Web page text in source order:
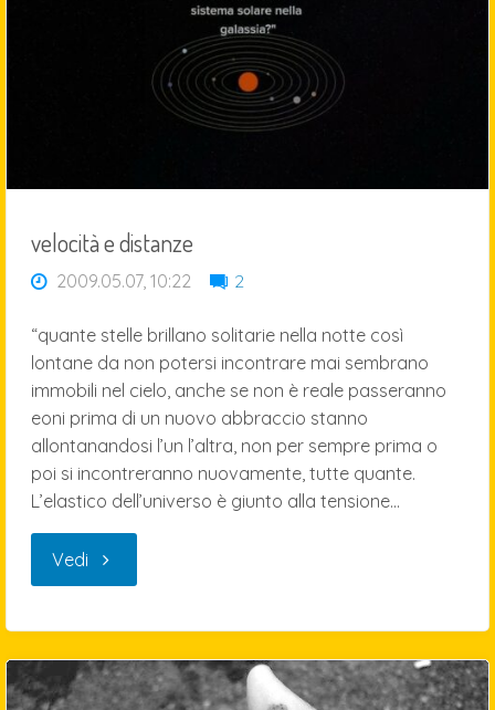
velocità e distanze
2009.05.07, 10:22 2
“quante stelle brillano solitarie nella notte così
lontane da non potersi incontrare mai sembrano
immobili nel cielo, anche se non è reale passeranno
eoni prima di un nuovo abbraccio stanno
allontanandosi l’un l’altra, non per sempre prima o
poi si incontreranno nuovamente, tutte quante.
L’elastico dell’universo è giunto alla tensione…
Vedi "velocità
distanze"